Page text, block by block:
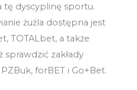
dyscyplinę sportu.
żużla dostępna jest
TOTALbet, a także
sprawdzić zakłady
forBET i Go+Bet.